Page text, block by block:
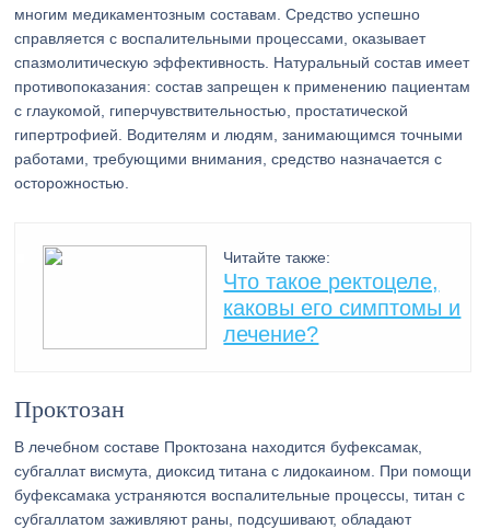
многим медикаментозным составам. Средство успешно
справляется с воспалительными процессами, оказывает
спазмолитическую эффективность. Натуральный состав имеет
противопоказания: состав запрещен к применению пациентам
с глаукомой, гиперчувствительностью, простатической
гипертрофией. Водителям и людям, занимающимся точными
работами, требующими внимания, средство назначается с
осторожностью.
Читайте также:
Что такое ректоцеле,
каковы его симптомы и
лечение?
Проктозан
В лечебном составе Проктозана находится буфексамак,
субгаллат висмута, диоксид титана с лидокаином. При помощи
буфексамака устраняются воспалительные процессы, титан с
субгаллатом заживляют раны, подсушивают, обладают